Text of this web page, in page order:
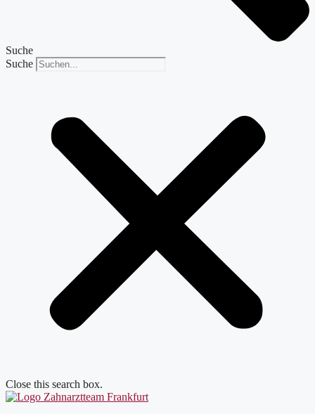
Suche
Suche
Close this search box.